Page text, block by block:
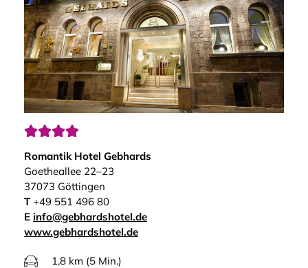

Romantik Hotel Gebhards
Goetheallee 22–23
37073 Göttingen
T+49 551 496 80
E info@gebhardshotel.de
www.gebhardshotel.de
1,8 km (5 Min.)